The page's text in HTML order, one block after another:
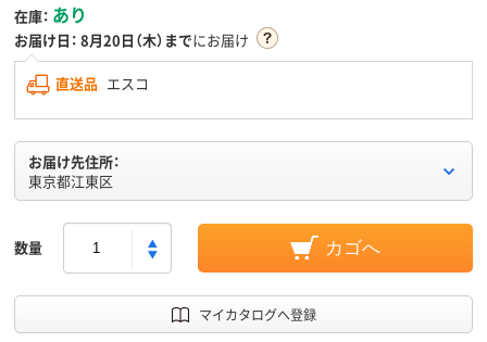
在庫： あり
お届け日： 8月20日（木）までにお届け
直送品 エスコ
お届け先住所：
東京都江東区
数量 カゴへ
マイカタログへ登録